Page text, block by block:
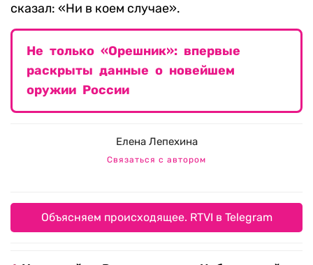
сказал: «Ни в коем случае».
Не только «Орешник»: впервые
раскрыты данные о новейшем
оружии России
Елена Лепехина
Связаться с автором
Объясняем происходящее. RTVI в Telegram